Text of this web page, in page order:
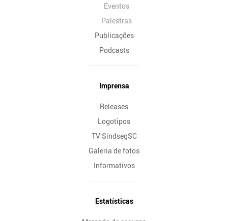
Eventos
Palestras
Publicações
Podcasts
Imprensa
Releases
Logotipos
TV SindsegSC
Galeria de fotos
Informativos
Estatísticas